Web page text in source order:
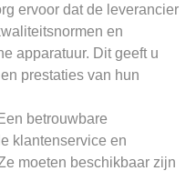
ervoor dat de leverancier
en
apparatuur. Dit geeft u
prestaties van hun
betrouwbare
klantenservice en
moeten beschikbaar zijn